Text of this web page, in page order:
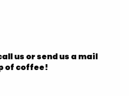
us or send us a mail
of coffee!